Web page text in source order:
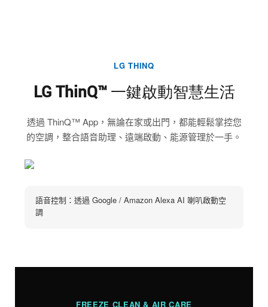
LG THINQ
LG ThinQ™ 一鍵啟動智慧生活
透過 ThinQ™ App，無論在家或出門，都能輕鬆掌控您
的空調，整合語音助理、遠端啟動、能源管理於一手。
語音控制：透過 Google / Amazon Alexa AI 喇叭啟動空
調
FREEZE CLEAN & AIR CARE